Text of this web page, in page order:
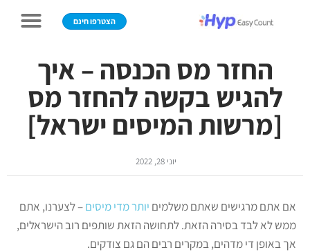
הצטרפו חינם
החזר מס הכנסה – איך
להגיש בקשה להחזר מס
[מרשות המיסים ישראל]
יוני 28, 2022
אם אתם מרגישים שאתם משלמים יותר מדי מיסים– לצערנו, אתם
ממש לא לבד בסירה הזאת. לתחושה הזאת שותפים רוב הישראלים,
אך באופן די מדהים, במקרים רבים הם גם צודקים.